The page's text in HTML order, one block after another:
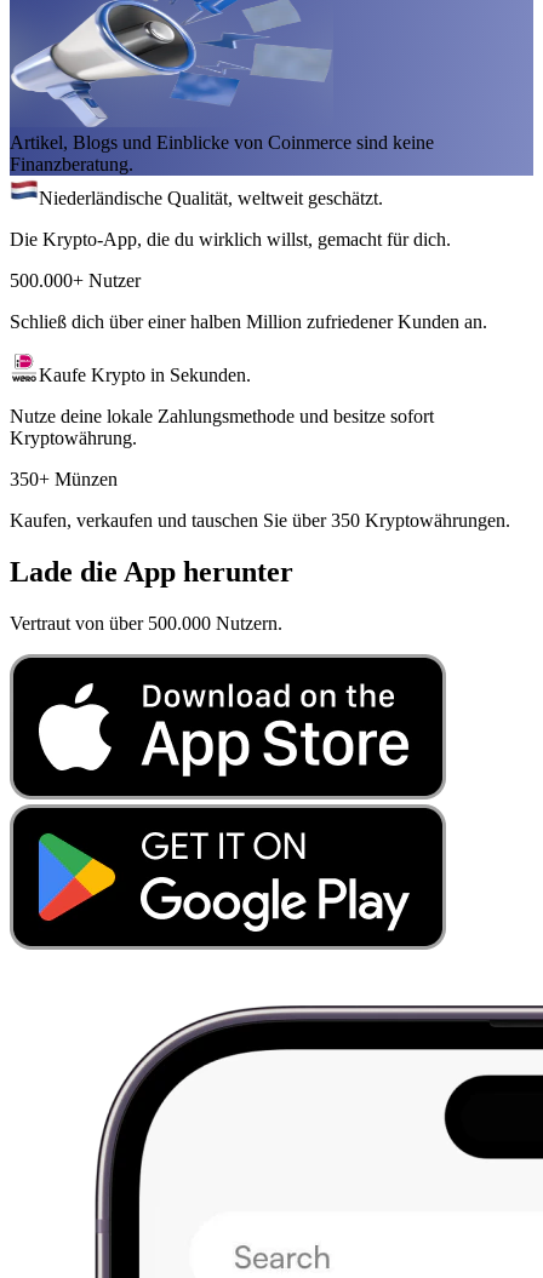
Artikel, Blogs und Einblicke von Coinmerce sind keine
Finanzberatung.
Niederländische Qualität, weltweit geschätzt.
Die Krypto-App, die du wirklich willst, gemacht für dich.
500.000+ Nutzer
Schließ dich über einer halben Million zufriedener Kunden an.
Kaufe Krypto in Sekunden.
Nutze deine lokale Zahlungsmethode und besitze sofort
Kryptowährung.
350+ Münzen
Kaufen, verkaufen und tauschen Sie über 350 Kryptowährungen.
Lade die App herunter
Vertraut von über 500.000 Nutzern.